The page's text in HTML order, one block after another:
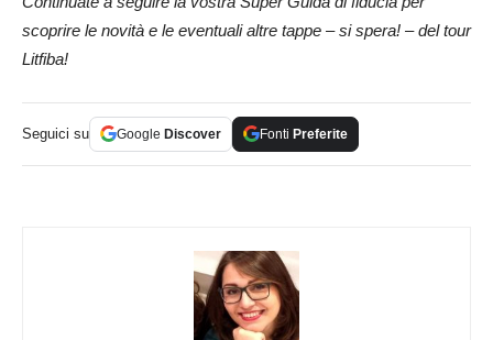
scoprire le novità e le eventuali altre tappe – si spera! – del tour
Litfiba!
Seguici su Google Discover Fonti Preferite